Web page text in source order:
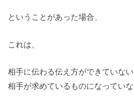
ということがあった場合、
これは、
相手に伝わる伝え方ができていない
相手が求めているものになってい